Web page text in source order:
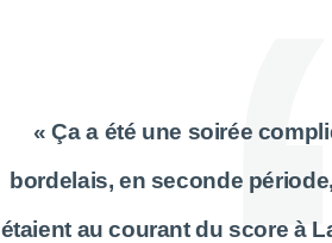
« Ça a été une soirée
bordelais, en seconde
étaient au courant du score à